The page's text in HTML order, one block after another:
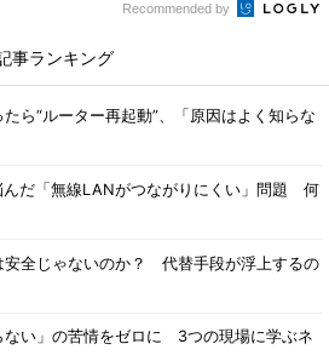
Recommended by
事ランキング
ら“ルーター再起動”、「原因はよく知らな
んだ「無線LANがつながりにくい」問題 何
安全じゃないのか？ 代替手段が浮上するの
ない」の苦情をゼロに 3つの現場に学ぶネ